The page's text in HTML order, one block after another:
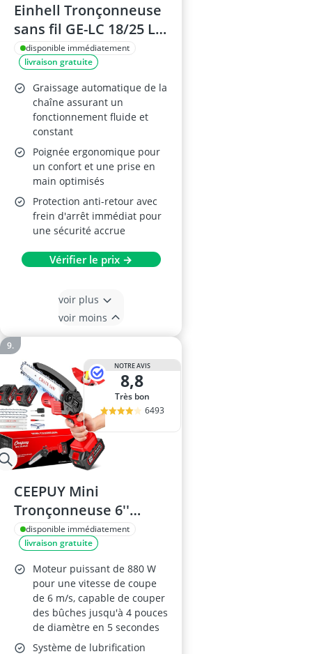
Einhell Tronçonneuse
sans fil GE-LC 18/25 Li
Solo
disponible immédiatement
livraison gratuite
Graissage automatique de la
chaîne assurant un
fonctionnement fluide et
constant
Poignée ergonomique pour
un confort et une prise en
main optimisés
Protection anti-retour avec
frein d'arrêt immédiat pour
une sécurité accrue
Vérifier le prix →
voir plus
voir moins
NOTRE AVIS
8,8
Très bon
6493
CEEPUY Mini
Tronçonneuse 6''
8000mAh 880W Sans
Fil
disponible immédiatement
livraison gratuite
Moteur puissant de 880 W
pour une vitesse de coupe
de 6 m/s, capable de couper
des bûches jusqu'à 4 pouces
de diamètre en 5 secondes
Système de lubrification